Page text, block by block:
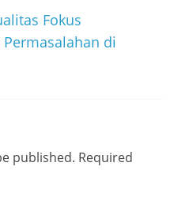
Fokus
di
published. Required